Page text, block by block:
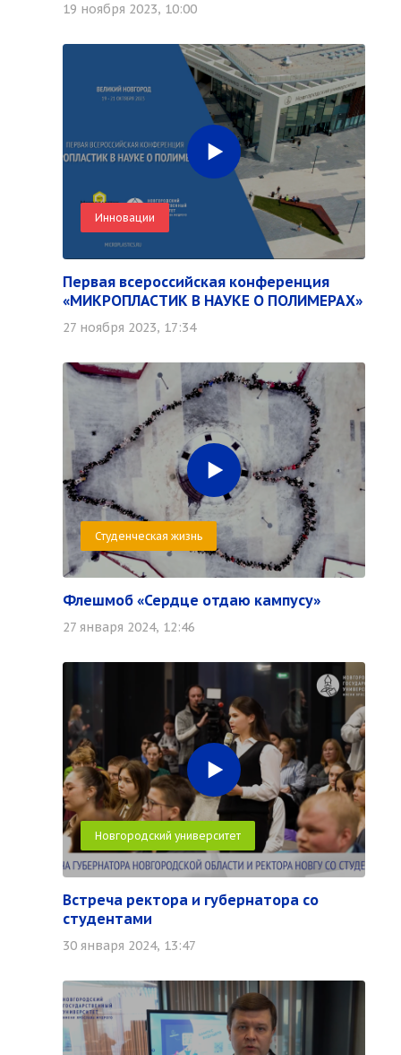
19 ноября 2023, 10:00
Инновации
Первая всероссийская конференция
«МИКРОПЛАСТИК В НАУКЕ О ПОЛИМЕРАХ»
27 ноября 2023, 17:34
Студенческая жизнь
Флешмоб «Сердце отдаю кампусу»
27 января 2024, 12:46
Новгородский университет
Встреча ректора и губернатора со
студентами
30 января 2024, 13:47